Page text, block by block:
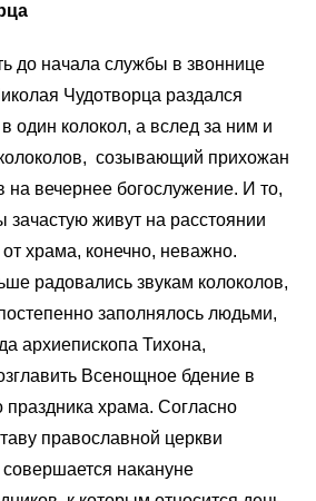
до начала службы в звоннице
Чудотворца раздался
один колокол, а вслед за ним и
созывающий прихожан
на вечернее богослужение. И то,
живут на расстоянии
храма, конечно, неважно.
радовались звукам колоколов,
заполнялось людьми,
архиепископа Тихона,
Всенощное бдение в
праздника храма. Согласно
православной церкви
накануне